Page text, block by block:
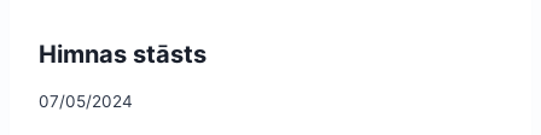
Himnas stāsts
07/05/2024